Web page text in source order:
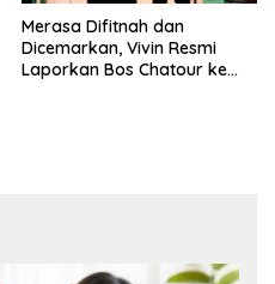
Merasa Difitnah dan
Dicemarkan, Vivin Resmi
Laporkan Bos Chatour ke